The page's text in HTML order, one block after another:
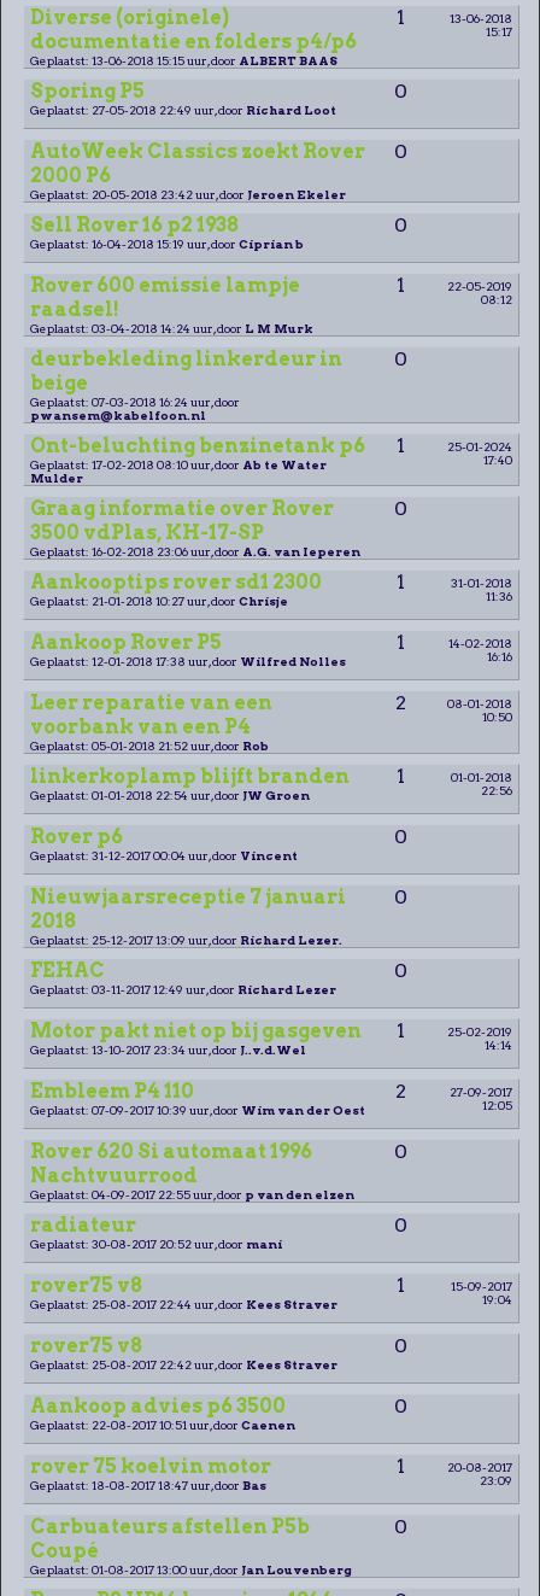
Diverse (originele)
documentatie en folders p4/p6
1
13-06-2018
15:17
Geplaatst: 13-06-2018 15:15 uur, door ALBERT BAAS
Sporing P5 0
Geplaatst: 27-05-2018 22:49 uur, door Richard Loot
AutoWeek Classics zoekt Rover
2000 P6
0
Geplaatst: 20-05-2018 23:42 uur, door Jeroen Ekeler
Sell Rover 16 p2 1938 0
Geplaatst: 16-04-2018 15:19 uur, door Ciprian b
Rover 600 emissie lampje
raadsel!
1
22-05-2019
08:12
Geplaatst: 03-04-2018 14:24 uur, door L M Murk
deurbekleding linkerdeur in
beige
0
Geplaatst: 07-03-2018 16:24 uur, door
pwansem@kabelfoon.nl
Ont-beluchting benzinetank p6 1
25-01-2024
17:40
Geplaatst: 17-02-2018 08:10 uur, door Ab te Water
Mulder
Graag informatie over Rover
3500 vdPlas, KH-17-SP
0
Geplaatst: 16-02-2018 23:06 uur, door A.G. van Ieperen
Aankooptips rover sd1 2300 1
31-01-2018
11:36
Geplaatst: 21-01-2018 10:27 uur, door Chrisje
Aankoop Rover P5 1
14-02-2018
16:16
Geplaatst: 12-01-2018 17:38 uur, door Wilfred Nolles
Leer reparatie van een
voorbank van een P4
2
08-01-2018
10:50
Geplaatst: 05-01-2018 21:52 uur, door Rob
linkerkoplamp blijft branden 1
01-01-2018
22:56
Geplaatst: 01-01-2018 22:54 uur, door JW Groen
Rover p6 0
Geplaatst: 31-12-2017 00:04 uur, door Vincent
Nieuwjaarsreceptie 7 januari
2018
0
Geplaatst: 25-12-2017 13:09 uur, door Richard Lezer.
FEHAC 0
Geplaatst: 03-11-2017 12:49 uur, door Richard Lezer
Motor pakt niet op bij gasgeven 1
25-02-2019
14:14
Geplaatst: 13-10-2017 23:34 uur, door J..v.d.Wel
Embleem P4 110 2
27-09-2017
12:05
Geplaatst: 07-09-2017 10:39 uur, door Wim van der Oest
Rover 620 Si automaat 1996
Nachtvuurrood
0
Geplaatst: 04-09-2017 22:55 uur, door p van den elzen
radiateur 0
Geplaatst: 30-08-2017 20:52 uur, door mani
rover75 v8 1
15-09-2017
19:04
Geplaatst: 25-08-2017 22:44 uur, door Kees Straver
rover75 v8 0
Geplaatst: 25-08-2017 22:42 uur, door Kees Straver
Aankoop advies p6 3500 0
Geplaatst: 22-08-2017 10:51 uur, door Caenen
rover 75 koelvin motor 1
20-08-2017
23:09
Geplaatst: 18-08-2017 18:47 uur, door Bas
Carbuateurs afstellen P5b
Coupé
0
Geplaatst: 01-08-2017 13:00 uur, door Jan Louvenberg